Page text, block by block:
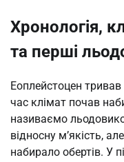
Хронологія,
та перші
Еоплейстоцен
час клімат почав
називаємо
відносну м’якість,
набирало обертів. У